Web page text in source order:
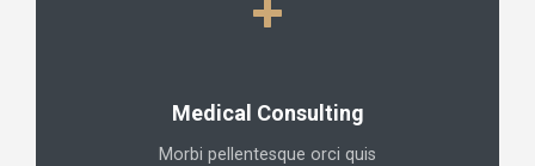
Medical Consulting
Morbi pellentesque orci quis